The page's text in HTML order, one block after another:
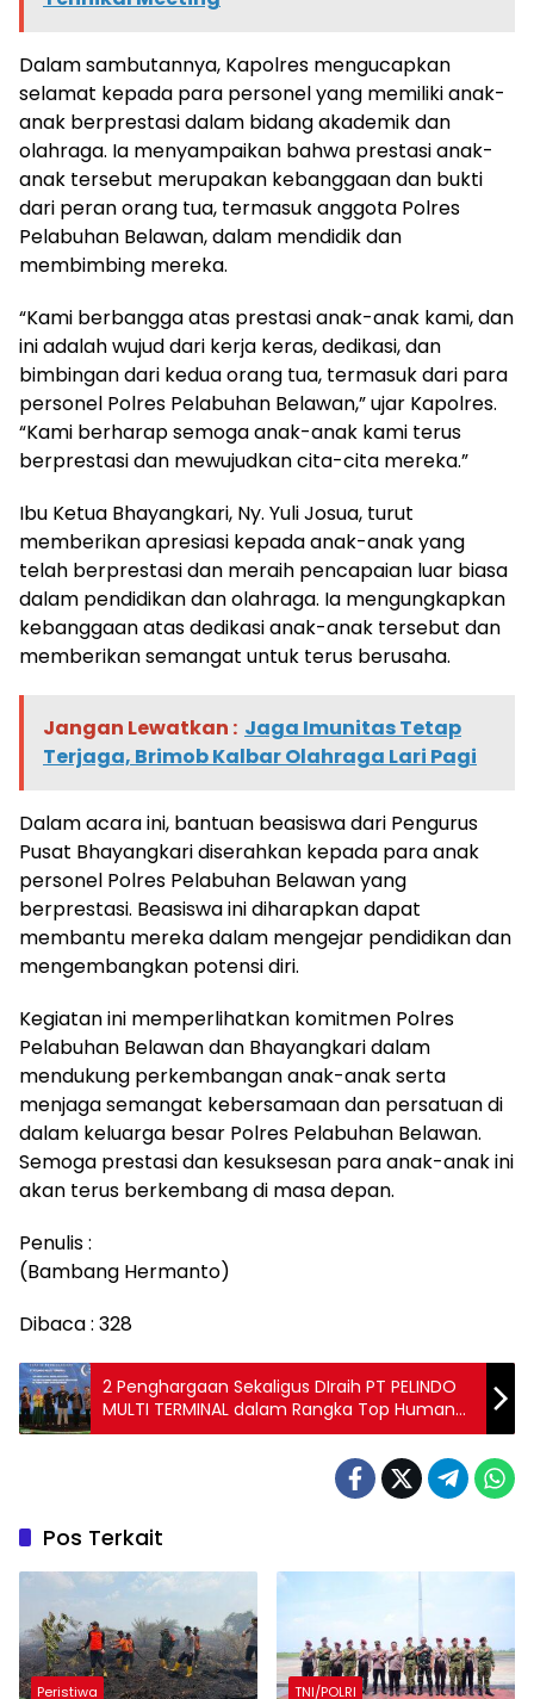
Dalam sambutannya, Kapolres mengucapkan
selamat kepada para personel yang memiliki anak-
anak berprestasi dalam bidang akademik dan
olahraga. Ia menyampaikan bahwa prestasi anak-
anak tersebut merupakan kebanggaan dan bukti
dari peran orang tua, termasuk anggota Polres
Pelabuhan Belawan, dalam mendidik dan
membimbing mereka.
“Kami berbangga atas prestasi anak-anak kami, dan
ini adalah wujud dari kerja keras, dedikasi, dan
bimbingan dari kedua orang tua, termasuk dari para
personel Polres Pelabuhan Belawan,” ujar Kapolres.
“Kami berharap semoga anak-anak kami terus
berprestasi dan mewujudkan cita-cita mereka.”
Ibu Ketua Bhayangkari, Ny. Yuli Josua, turut
memberikan apresiasi kepada anak-anak yang
telah berprestasi dan meraih pencapaian luar biasa
dalam pendidikan dan olahraga. Ia mengungkapkan
kebanggaan atas dedikasi anak-anak tersebut dan
memberikan semangat untuk terus berusaha.
Jangan Lewatkan : Jaga Imunitas Tetap
Terjaga, Brimob Kalbar Olahraga Lari Pagi
Dalam acara ini, bantuan beasiswa dari Pengurus
Pusat Bhayangkari diserahkan kepada para anak
personel Polres Pelabuhan Belawan yang
berprestasi. Beasiswa ini diharapkan dapat
membantu mereka dalam mengejar pendidikan dan
mengembangkan potensi diri.
Kegiatan ini memperlihatkan komitmen Polres
Pelabuhan Belawan dan Bhayangkari dalam
mendukung perkembangan anak-anak serta
menjaga semangat kebersamaan dan persatuan di
dalam keluarga besar Polres Pelabuhan Belawan.
Semoga prestasi dan kesuksesan para anak-anak ini
akan terus berkembang di masa depan.
Penulis :
(Bambang Hermanto)
Dibaca : 328
2 Penghargaan Sekaligus DIraih PT PELINDO
MULTI TERMINAL dalam Rangka Top Human
Capital Award 2023
Pos Terkait
Peristiwa TNI/POLRI